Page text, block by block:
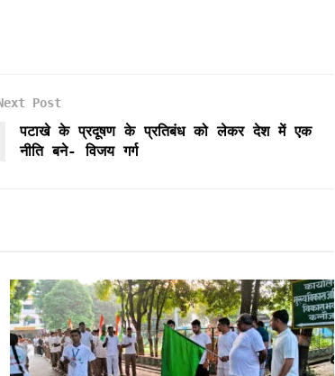
Post
पटाखे के प्रदूषण के प्रतिबंध को लेकर देश में एक
नीति बने- विजय गर्ग